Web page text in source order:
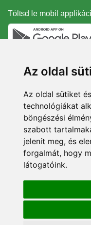
Töltsd le mobil
Az oldal
Az oldal sütiket
technológiákat
böngészési
szabott
jelenít meg, és
forgalmát, hogy
látogatóink.